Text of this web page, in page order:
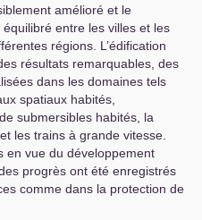
amélioré et le
entre les villes et les
régions. L’édification
résultats remarquables, des
dans les domaines tels
spatiaux habités,
submersibles habités, la
les trains à grande vitesse.
en vue du développement
progrès ont été enregistrés
comme dans la protection de